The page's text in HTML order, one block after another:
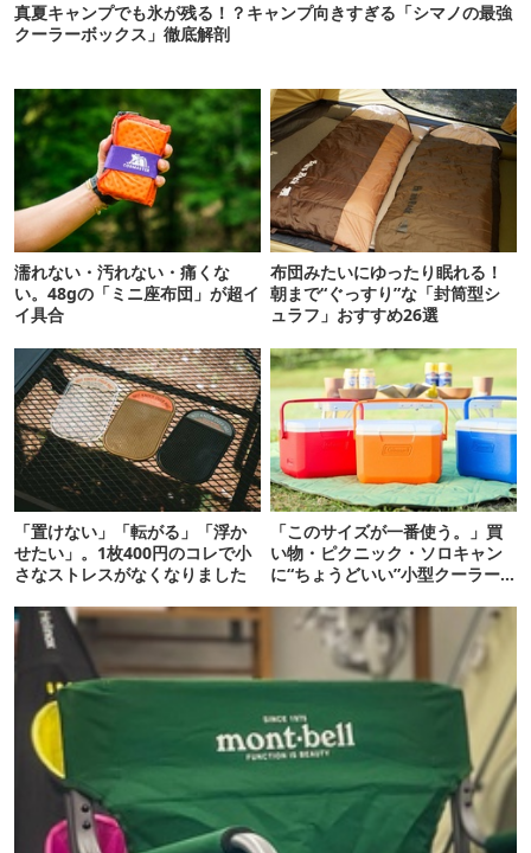
真夏キャンプでも氷が残る！？キャンプ向きすぎる「シマノの最強
クーラーボックス」徹底解剖
濡れない・汚れない・痛くな
い。48gの「ミニ座布団」が超イ
イ具合
布団みたいにゆったり眠れる！
朝まで“ぐっすり”な「封筒型シ
ュラフ」おすすめ26選
「置けない」「転がる」「浮か
せたい」。1枚400円のコレで小
さなストレスがなくなりました
「このサイズが一番使う。」買
い物・ピクニック・ソロキャン
に“ちょうどいい”小型クーラー